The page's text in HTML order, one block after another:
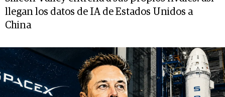
llegan los datos de IA de Estados Unidos a
China